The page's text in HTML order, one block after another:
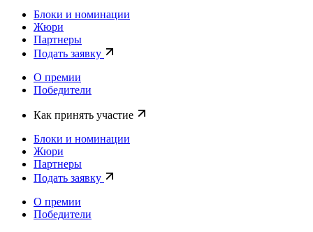
Блоки и номинации
Жюри
Партнеры
Подать заявку
О премии
Победители
Как принять участие
Блоки и номинации
Жюри
Партнеры
Подать заявку
О премии
Победители